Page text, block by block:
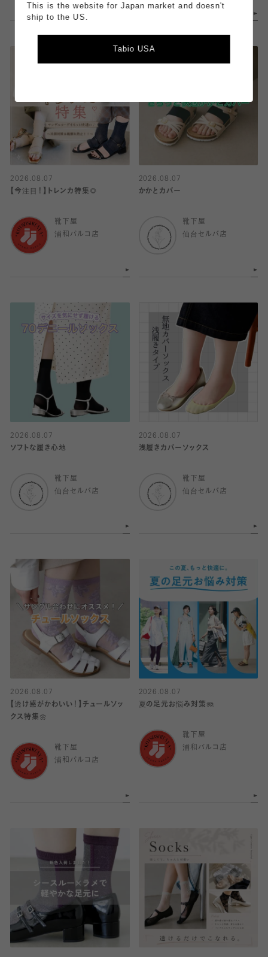
2026.08.07
【今注目！】トレンカ特集🌻
靴下屋
浦和パルコ店
2026.08.07
かかとカバー
靴下屋
仙台セルバ店
2026.08.07
ソフトな履き心地
靴下屋
仙台セルバ店
2026.08.07
浅履きカバーソックス
靴下屋
仙台セルバ店
2026.08.07
【透け感がかわいい！】チュールソッ
クス特集🌼
靴下屋
浦和パルコ店
2026.08.07
夏の足元お悩み対策🪼
靴下屋
浦和パルコ店
This is the website for Japan market and doesn't
ship to the US.
Tabio USA